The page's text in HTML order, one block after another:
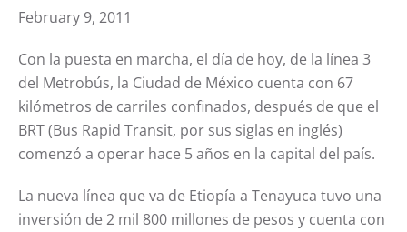
February 9, 2011
Con la puesta en marcha, el día de hoy, de la línea 3
del Metrobús, la Ciudad de México cuenta con 67
kilómetros de carriles confinados, después de que el
BRT (Bus Rapid Transit, por sus siglas en inglés)
comenzó a operar hace 5 años en la capital del país.
La nueva línea que va de Etiopía a Tenayuca tuvo una
inversión de 2 mil 800 millones de pesos y cuenta con